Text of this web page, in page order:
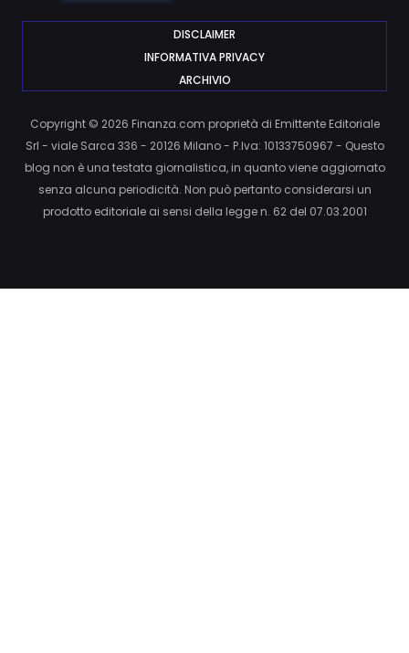
DISCLAIMER
INFORMATIVA PRIVACY
ARCHIVIO
Copyright © 2026 Finanza.com proprietà di Emittente Editoriale
Srl - viale Sarca 336 - 20126 Milano - P.Iva: 10133750967 - Questo
blog non è una testata giornalistica, in quanto viene aggiornato
senza alcuna periodicità. Non può pertanto considerarsi un
prodotto editoriale ai sensi della legge n. 62 del 07.03.2001